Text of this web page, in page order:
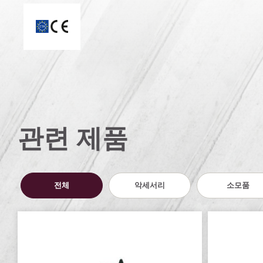
관련 제품
전체 악세서리 소모품